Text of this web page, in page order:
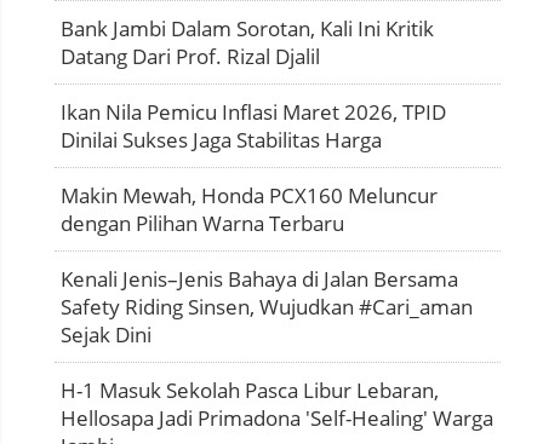
Bank Jambi Dalam Sorotan, Kali Ini Kritik
Datang Dari Prof. Rizal Djalil
Ikan Nila Pemicu Inflasi Maret 2026, TPID
Dinilai Sukses Jaga Stabilitas Harga
Makin Mewah, Honda PCX160 Meluncur
dengan Pilihan Warna Terbaru
Kenali Jenis–Jenis Bahaya di Jalan Bersama
Safety Riding Sinsen, Wujudkan #Cari_aman
Sejak Dini
H-1 Masuk Sekolah Pasca Libur Lebaran,
Hellosapa Jadi Primadona 'Self-Healing' Warga